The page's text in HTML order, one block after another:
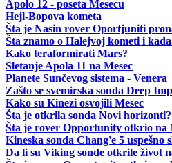
Apolo 12 - poseta Mesecu
Hejl-Bopova kometa
Šta je Nasin rover Oportjuniti
Šta znamo o Halejvoj kometi i
Kako teraformirati Mars?
Sletanje Apola 11 na Mesec
Planete Sunčevog sistema - Venera
Zašto se svemirska sonda Deep
Kako su Kinezi osvojili Mesec
Šta je otkrila sonda Novi horizonti?
Šta je rover Opportunity otkrio na
Kineska sonda Chang'e 5 uspešno
Da li su Viking sonde otkrile život